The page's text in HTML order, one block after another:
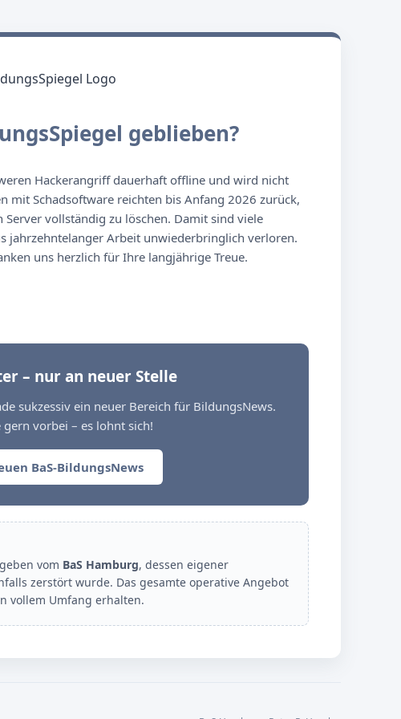
geblieben?
Hackerangriff dauerhaft offline und wird nicht
mit Schadsoftware reichten bis Anfang 2026 zurück,
vollständig zu löschen. Damit sind viele
jahrzehntelanger Arbeit unwiederbringlich verloren.
uns herzlich für Ihre langjährige Treue.
– nur an neuer Stelle
sukzessiv ein neuer Bereich für BildungsNews.
gern vorbei – es lohnt sich!
BaS-BildungsNews
vom BaS Hamburg, dessen eigener
zerstört wurde. Das gesamte operative Angebot
vollem Umfang erhalten.